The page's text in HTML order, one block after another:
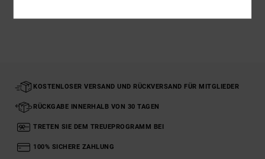
KOSTENLOSER VERSAND UND RÜCKVERSAND FÜR MITGLIEDER
RÜCKGABE INNERHALB VON 30 TAGEN
TRETEN SIE DEM TREUEPROGRAMM BEI
100% SICHERE ZAHLUNG